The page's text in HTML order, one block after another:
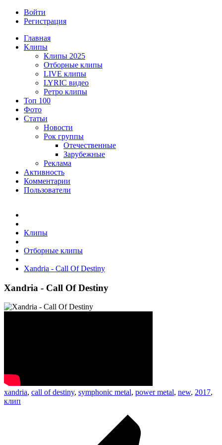
Войти
Регистрация
Главная
Клипы
Клипы 2025
Отборные клипы
LIVE клипы
LYRIC видео
Ретро клипы
Топ 100
Фото
Статьи
Новости
Рок группы
Отечественные
Зарубежные
Реклама
Активность
Комментарии
Пользователи
Клипы
Отборные клипы
Xandria - Call Of Destiny
Xandria - Call Of Destiny
xandria, call of destiny, symphonic metal, power metal, new, 2017,
клип